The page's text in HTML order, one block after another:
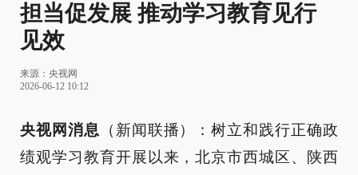
担当促发展 推动学习教育见行
见效
来源： 央视网
2026-06-12 10:12
央视网消息 （新闻联播）：树立和践行正确政
绩观学习教育开展以来，北京市西城区、陕西